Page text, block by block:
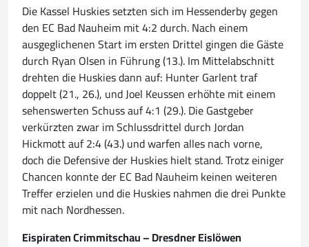
Die Kassel Huskies setzten sich im Hessenderby gegen
den EC Bad Nauheim mit 4:2 durch. Nach einem
ausgeglichenen Start im ersten Drittel gingen die Gäste
durch Ryan Olsen in Führung (13.). Im Mittelabschnitt
drehten die Huskies dann auf: Hunter Garlent traf
doppelt (21., 26.), und Joel Keussen erhöhte mit einem
sehenswerten Schuss auf 4:1 (29.). Die Gastgeber
verkürzten zwar im Schlussdrittel durch Jordan
Hickmott auf 2:4 (43.) und warfen alles nach vorne,
doch die Defensive der Huskies hielt stand. Trotz einiger
Chancen konnte der EC Bad Nauheim keinen weiteren
Treffer erzielen und die Huskies nahmen die drei Punkte
mit nach Nordhessen.
Eispiraten Crimmitschau – Dresdner Eislöwen